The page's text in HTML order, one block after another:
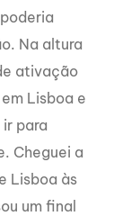
Na altura
ativação
Lisboa e
para
Cheguei a
Lisboa às
um final